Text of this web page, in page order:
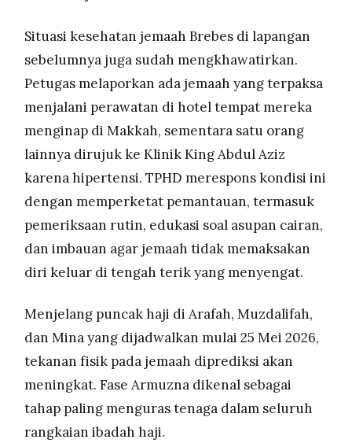
Situasi kesehatan jemaah Brebes di lapangan
sebelumnya juga sudah mengkhawatirkan.
Petugas melaporkan ada jemaah yang terpaksa
menjalani perawatan di hotel tempat mereka
menginap di Makkah, sementara satu orang
lainnya dirujuk ke Klinik King Abdul Aziz
karena hipertensi. TPHD merespons kondisi ini
dengan memperketat pemantauan, termasuk
pemeriksaan rutin, edukasi soal asupan cairan,
dan imbauan agar jemaah tidak memaksakan
diri keluar di tengah terik yang menyengat.
Menjelang puncak haji di Arafah, Muzdalifah,
dan Mina yang dijadwalkan mulai 25 Mei 2026,
tekanan fisik pada jemaah diprediksi akan
meningkat. Fase Armuzna dikenal sebagai
tahap paling menguras tenaga dalam seluruh
rangkaian ibadah haji.